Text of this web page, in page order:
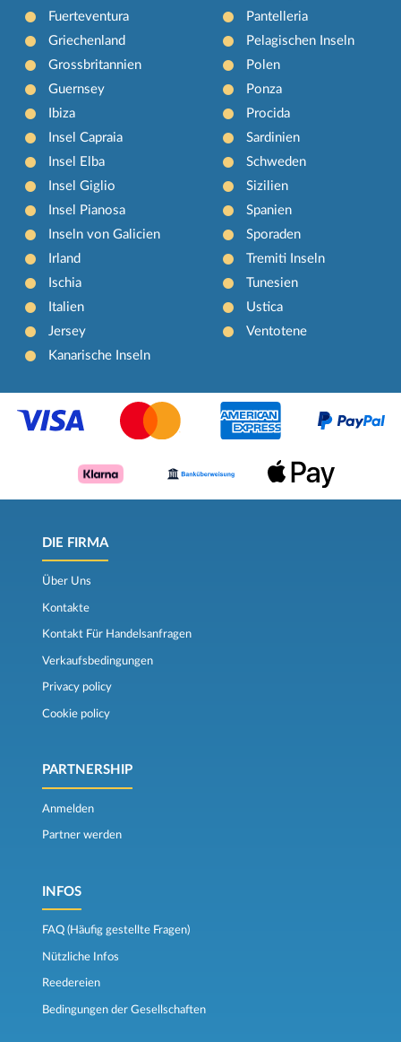
Fuerteventura
Griechenland
Grossbritannien
Guernsey
Ibiza
Insel Capraia
Insel Elba
Insel Giglio
Insel Pianosa
Inseln von Galicien
Irland
Ischia
Italien
Jersey
Kanarische Inseln
Pantelleria
Pelagischen Inseln
Polen
Ponza
Procida
Sardinien
Schweden
Sizilien
Spanien
Sporaden
Tremiti Inseln
Tunesien
Ustica
Ventotene
DIE FIRMA
Über Uns
Kontakte
Kontakt Für Handelsanfragen
Verkaufsbedingungen
Privacy policy
Cookie policy
PARTNERSHIP
Anmelden
Partner werden
INFOS
FAQ (Häufig gestellte Fragen)
Nützliche Infos
Reedereien
Bedingungen der Gesellschaften